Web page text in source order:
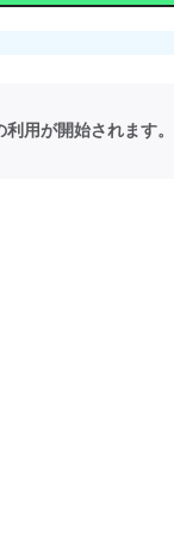
用が開始されます。